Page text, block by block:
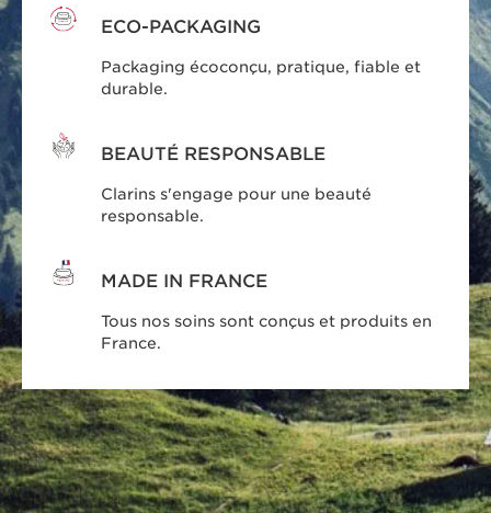
ECO-PACKAGING
Packaging écoconçu, pratique, fiable et
durable.
BEAUTÉ RESPONSABLE
Clarins s'engage pour une beauté
responsable.
MADE IN FRANCE
Tous nos soins sont conçus et produits en
France.